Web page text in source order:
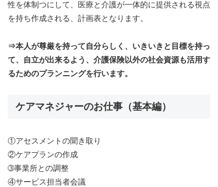
性を体制つにして、医療と介護が一体的に提供される視点
を持ち作成される、計画表となります。
⇒本人が尊厳を持って自分らしく、いきいきと目標を持っ
て、自立が出来るよう、介護保険以外の社会資源も活用す
るためのプランニングを行います。
ケアマネジャーのお仕事（基本編）
①アセスメントの聞き取り
②ケアプランの作成
➂事業所との調整
④サービス担当者会議